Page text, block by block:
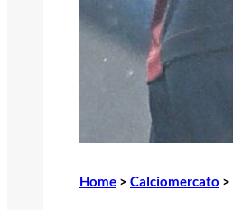
Home > Calciomercato >